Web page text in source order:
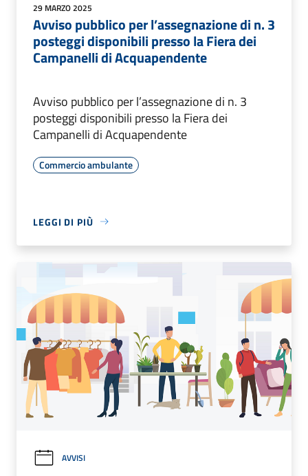
29 MARZO 2025
Avviso pubblico per l’assegnazione di n. 3
posteggi disponibili presso la Fiera dei
Campanelli di Acquapendente
Avviso pubblico per l’assegnazione di n. 3
posteggi disponibili presso la Fiera dei
Campanelli di Acquapendente
Commercio ambulante
LEGGI DI PIÙ
AVVISI